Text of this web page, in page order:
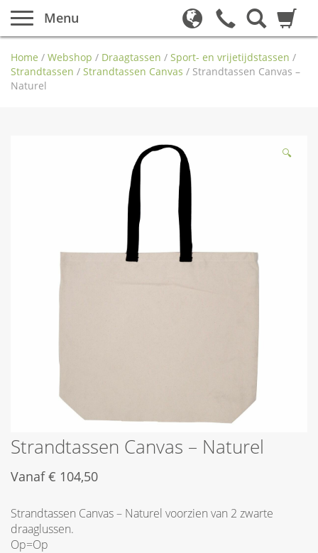
Menu
Home / Webshop / Draagtassen / Sport- en vrijetijdstassen /
Strandtassen / Strandtassen Canvas / Strandtassen Canvas –
Naturel
🔍
Strandtassen Canvas – Naturel
Vanaf€ 104,50
Strandtassen Canvas – Naturel voorzien van 2 zwarte
draaglussen.
Op=Op